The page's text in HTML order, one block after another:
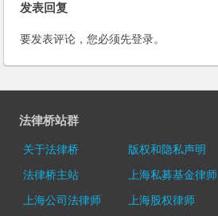
发表回复
要发表评论，您必须先登录。
法律桥站群
关于法律桥 版权和隐私声明
法律桥主站
上海私募基金律师
上海公司法律师
上海股权律师